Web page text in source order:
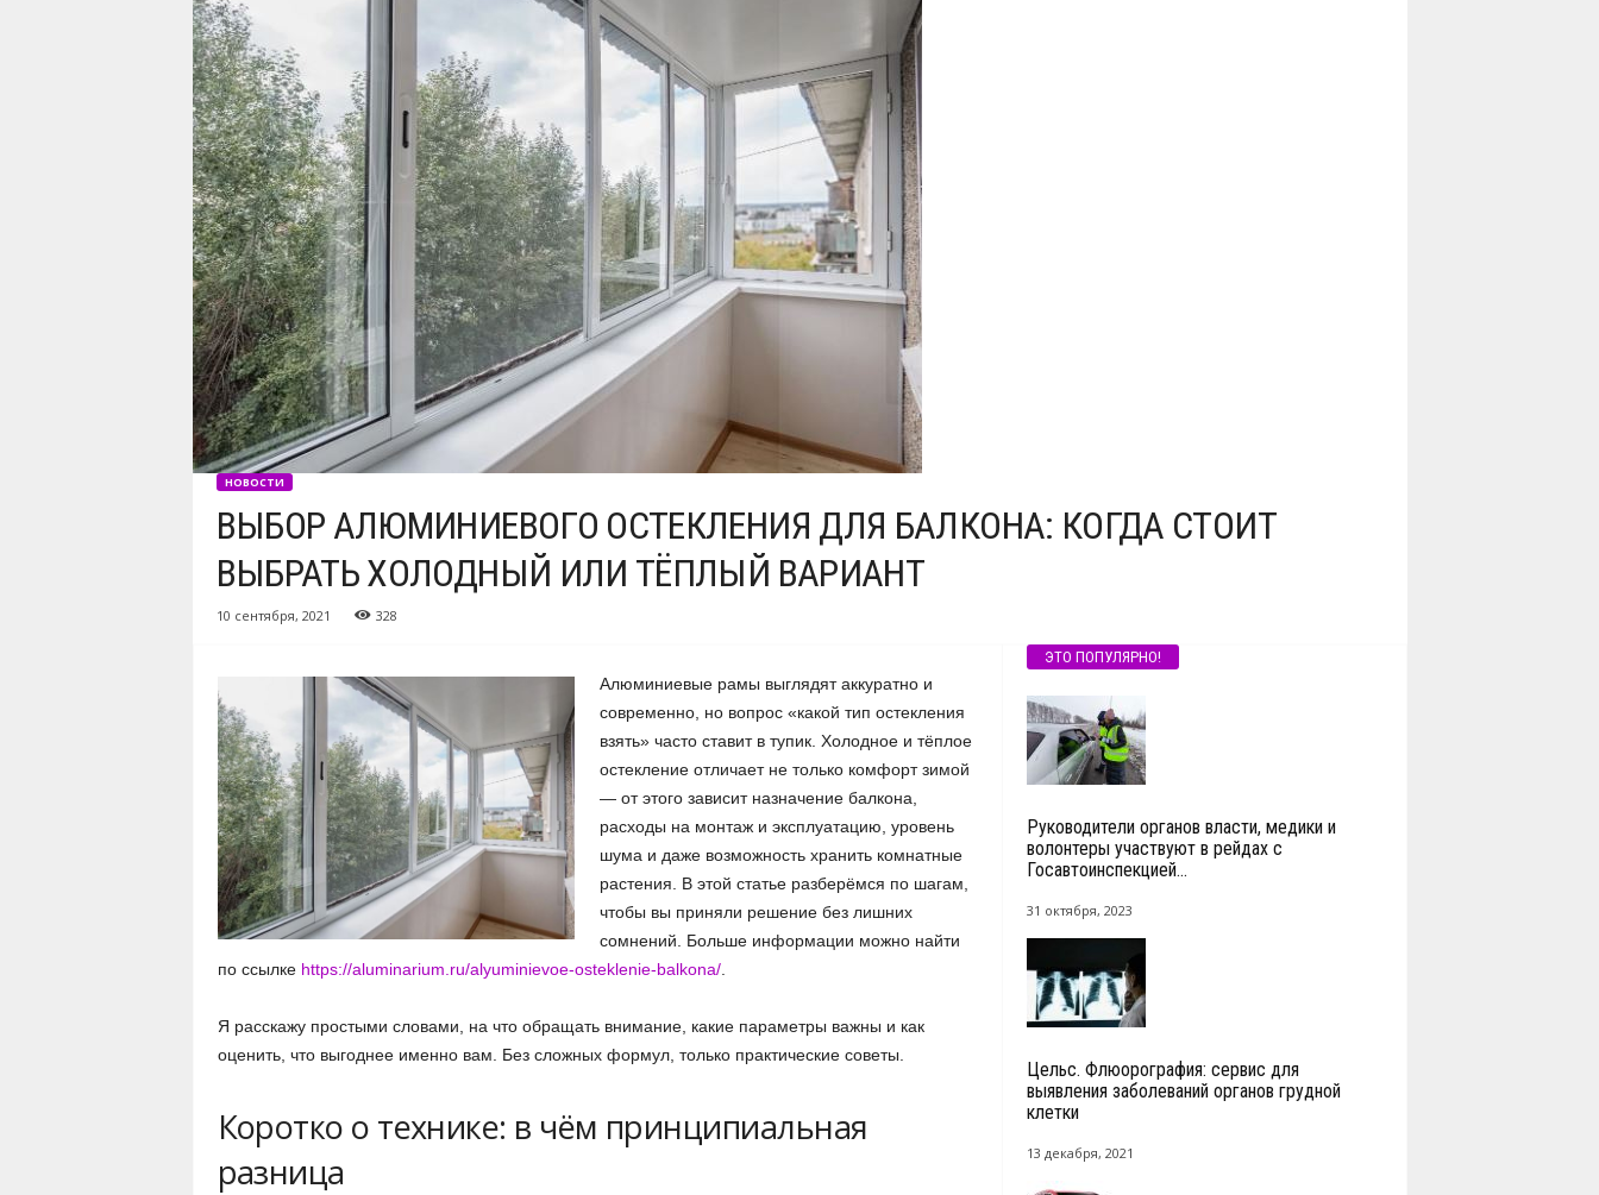
НОВОСТИ
ВЫБОР АЛЮМИНИЕВОГО ОСТЕКЛЕНИЯ ДЛЯ БАЛКОНА: КОГДА СТОИТ
ВЫБРАТЬ ХОЛОДНЫЙ ИЛИ ТЁПЛЫЙ ВАРИАНТ
10 сентября, 2021 328
Алюминиевые рамы выглядят аккуратно и
современно, но вопрос «какой тип остекления
взять» часто ставит в тупик. Холодное и тёплое
остекление отличает не только комфорт зимой
— от этого зависит назначение балкона,
расходы на монтаж и эксплуатацию, уровень
шума и даже возможность хранить комнатные
растения. В этой статье разберёмся по шагам,
чтобы вы приняли решение без лишних
сомнений. Больше информации можно найти
по ссылке https://aluminarium.ru/alyuminievoe-osteklenie-balkona/.
Я расскажу простыми словами, на что обращать внимание, какие параметры важны и как
оценить, что выгоднее именно вам. Без сложных формул, только практические советы.
Коротко о технике: в чём принципиальная
разница
ЭТО ПОПУЛЯРНО!
Руководители органов власти, медики и
волонтеры участвуют в рейдах с
Госавтоинспекцией...
31 октября, 2023
Цельс. Флюорография: сервис для
выявления заболеваний органов грудной
клетки
13 декабря, 2021